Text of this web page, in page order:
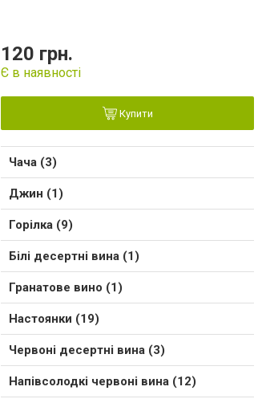
120 грн.
Є в наявності
Купити
Чача (3)
Джин (1)
Горілка (9)
Білі десертні вина (1)
Гранатове вино (1)
Настоянки (19)
Червоні десертні вина (3)
Напівсолодкі червоні вина (12)